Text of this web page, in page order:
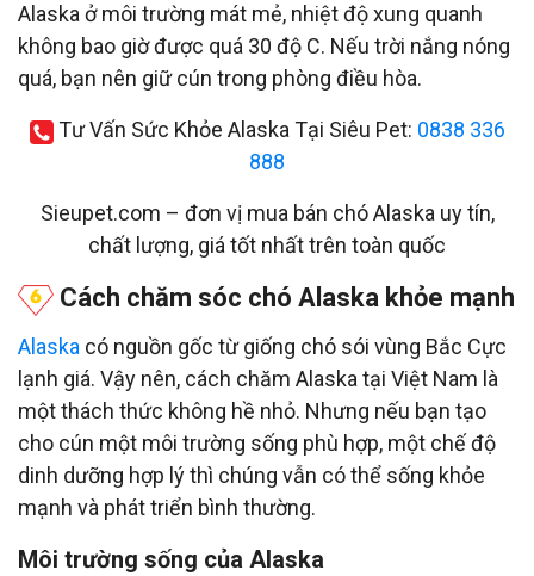
Alaska ở môi trường mát mẻ, nhiệt độ xung quanh
không bao giờ được quá 30 độ C. Nếu trời nắng nóng
quá, bạn nên giữ cún trong phòng điều hòa.
Tư Vấn Sức Khỏe Alaska Tại Siêu Pet: 0838 336
888
Sieupet.com – đơn vị mua bán chó Alaska uy tín,
chất lượng, giá tốt nhất trên toàn quốc
Cách chăm sóc chó Alaska khỏe mạnh
Alaska có nguồn gốc từ giống chó sói vùng Bắc Cực
lạnh giá. Vậy nên, cách chăm Alaska tại Việt Nam là
một thách thức không hề nhỏ. Nhưng nếu bạn tạo
cho cún một môi trường sống phù hợp, một chế độ
dinh dưỡng hợp lý thì chúng vẫn có thể sống khỏe
mạnh và phát triển bình thường.
Môi trường sống của Alaska